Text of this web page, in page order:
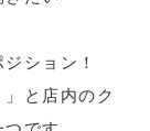
ション！
」と店内のク